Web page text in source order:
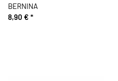
BERNINA
8,90 € *